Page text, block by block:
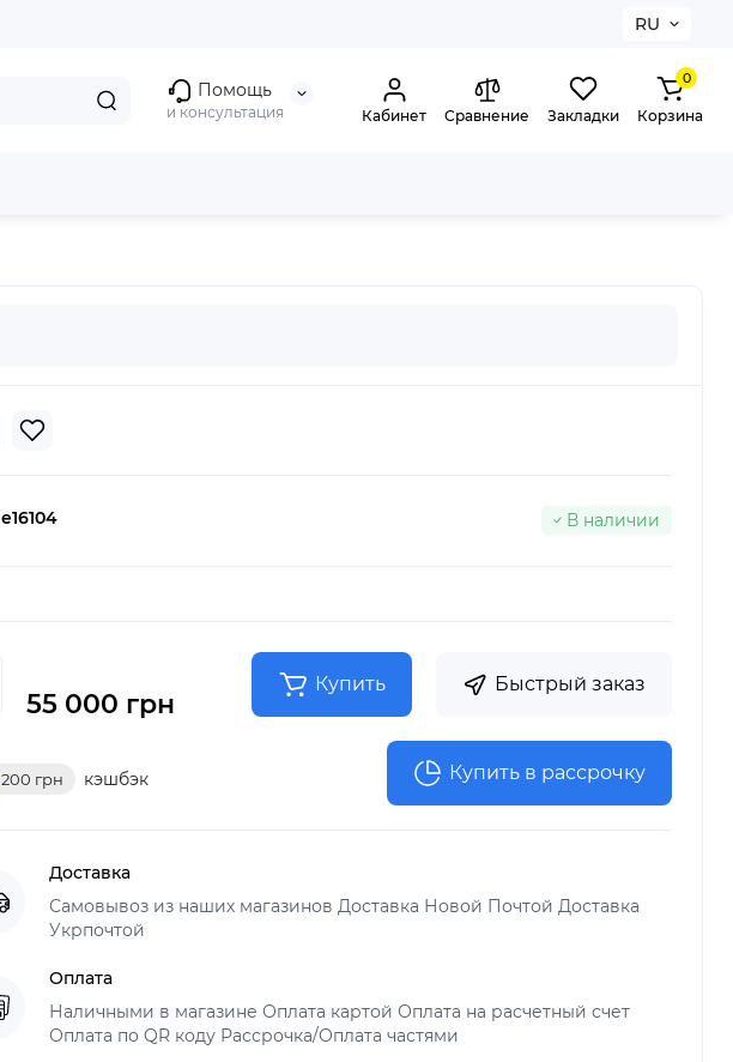
RU
Помощь
и консультация Кабинет Сравнение Закладки
0
Корзина
e16104 В наличии
55 000 грн
Купить Быстрый заказ
200 грн кэшбэк Купить в рассрочку
Доставка
Самовывоз из наших магазинов Доставка Новой Почтой Доставка
Укрпочтой
Оплата
Наличными в магазине Оплата картой Оплата на расчетный счет
Оплата по QR коду Рассрочка/Оплата частями